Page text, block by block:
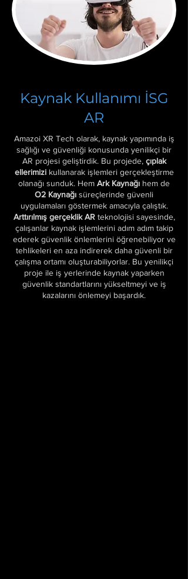
Kaynak Kullanımı İSG
AR
Amazoi XR Tech olarak, kaynak yapımında iş
sağlığı ve güvenliği konusunda yenilikçi bir
AR projesi geliştirdik. Bu projede, çıplak
ellerimizikullanarak işlemleri gerçekleştirme
olanağı sunduk. Hem Ark Kaynağı hem de
O2 Kaynağı süreçlerinde güvenli
uygulamaları göstermek amacıyla çalıştık.
Arttırılmış gerçeklik ARteknolojisi sayesinde,
çalışanlar kaynak işlemlerini adım adım takip
ederek güvenlik önlemlerini öğrenebiliyor ve
tehlikeleri en aza indirerek daha güvenli bir
çalışma ortamı oluşturabiliyorlar. Bu yenilikçi
proje ile iş yerlerinde kaynak yaparken
güvenlik standartlarını yükseltmeyi ve iş
kazalarını önlemeyi başardık.